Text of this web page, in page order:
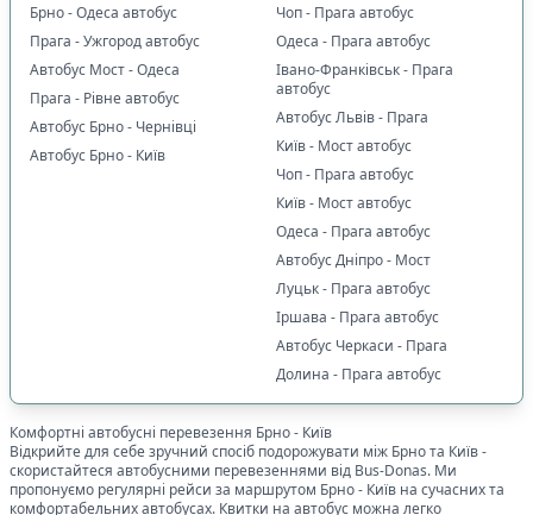
Брно - Одеса автобус
Прага - Ужгород автобус
Автобус Мост - Одеса
Прага - Рівне автобус
Автобус Брно - Чернівці
Автобус Брно - Київ
Чоп - Прага автобус
Одеса - Прага автобус
Івано-Франківськ - Прага
автобус
Автобус Львів - Прага
Київ - Мост автобус
Чоп - Прага автобус
Київ - Мост автобус
Одеса - Прага автобус
Автобус Дніпро - Мост
Луцьк - Прага автобус
Іршава - Прага автобус
Автобус Черкаси - Прага
Долина - Прага автобус
Комфортні автобусні перевезення Брно- Київ
Відкрийте для себе зручний спосіб подорожувати між Брнота Київ-
скористайтеся автобусними перевезеннями від Bus-Donas. Ми
пропонуємо регулярні рейси за маршрутом Брно- Київ на сучасних та
комфортабельних автобусах. Квитки на автобус можна легко